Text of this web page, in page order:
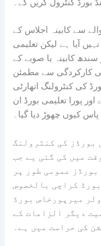
بورڈ کنٹرول کریں گے۔
سے کابینہ اجلاس کے
آیا ہے لیکن تعلیمی
کابینہ یا صوبے کے
کی کارکردگی سے مطمئن
کی کنٹرولنگ اتھارٹی
پورا تعلیمی بورڈ ان
کیوں چھوڑ دیا گیا۔
بورڈز کی کنٹرولنگ
میں کی گئی یے جب
عمومی طور پر
کراچی بالخصوص
میرپورخاص بورڈ
دیگر الزامات کے
کی حراست میں ہے۔